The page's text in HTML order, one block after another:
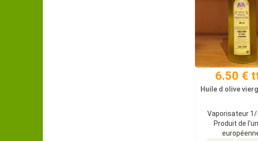
6.50 €
Huile d olive
Vaporisateur
Produit de